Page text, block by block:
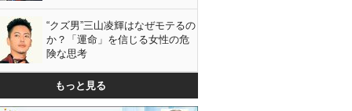
“クズ男”三山凌輝はなぜモテるの
か？「運命」を信じる女性の危
険な思考
もっと見る